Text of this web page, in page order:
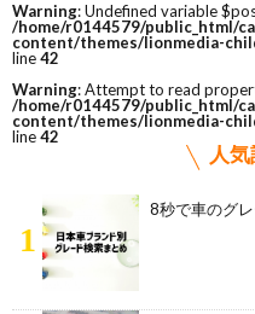
Warning: Undefined variable
/home/r0144579/public_html/
content/themes/lionmedia-
line42
Warning: Attempt to read
/home/r0144579/public_html/
content/themes/lionmedia-
line42
人
1
8秒で車のグ